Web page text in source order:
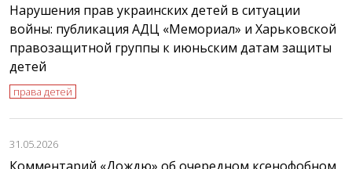
Нарушения прав украинских детей в ситуации
войны: публикация АДЦ «Мемориал» и Харьковской
правозащитной группы к июньским датам защиты
детей
права детей
31.05.2026